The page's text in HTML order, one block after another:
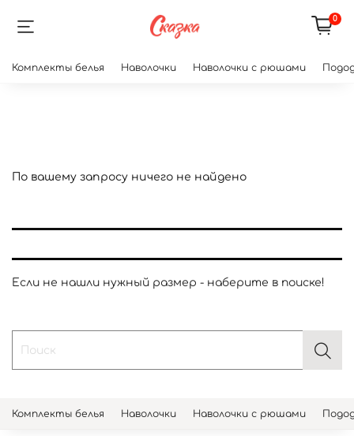
0
Комплекты белья Наволочки Наволочки с рюшами
По вашему запросу ничего не найдено
Если не нашли нужный размер - наберите в поиске!
Комплекты белья Наволочки Наволочки с рюшами